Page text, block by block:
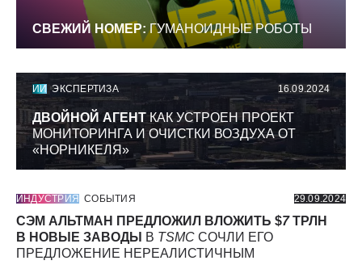
СВЕЖИЙ НОМЕР: ГУМАНОИДНЫЕ РОБОТЫ
ИИ ЭКСПЕРТИЗА 16.09.2024
ДВОЙНОЙ АГЕНТКАК УСТРОЕН ПРОЕКТ
МОНИТОРИНГА И ОЧИСТКИ ВОЗДУХА ОТ
«НОРНИКЕЛЯ»
ИНДУСТРИЯ СОБЫТИЯ 29.09.2024
СЭМ АЛЬТМАН ПРЕДЛОЖИЛ ВЛОЖИТЬ $7ТРЛН
В НОВЫЕ ЗАВОДЫ
В TSMC СОЧЛИ ЕГО
ПРЕДЛОЖЕНИЕ НЕРЕАЛИСТИЧНЫМ